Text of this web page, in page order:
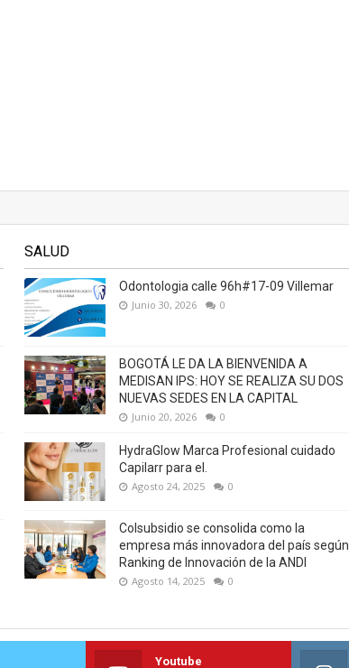
SALUD
Odontologia calle 96h#17-09 Villemar
Junio 30, 2026 0
BOGOTÁ LE DA LA BIENVENIDA A
MEDISAN IPS: HOY SE REALIZA SU DOS
NUEVAS SEDES EN LA CAPITAL
Junio 20, 2026 0
HydraGlow Marca Profesional cuidado
Capilarr para el.
Agosto 24, 2025 0
Colsubsidio se consolida como la
empresa más innovadora del país según
Ranking de Innovación de la ANDI
Agosto 14, 2025 0
Youtube